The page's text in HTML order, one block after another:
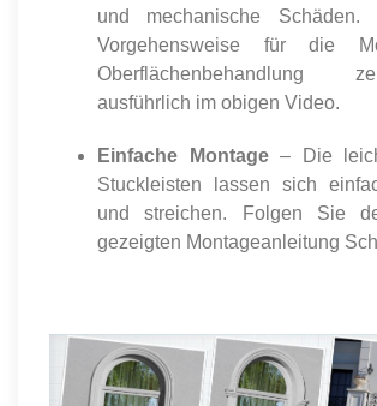
und mechanische Schäden.
Vorgehensweise für die
Oberflächenbehandlung
ausführlich im obigen Video.
Einfache Montage– Die
Stuckleisten lassen sich
und streichen. Folgen Sie
gezeigten Montageanleitung